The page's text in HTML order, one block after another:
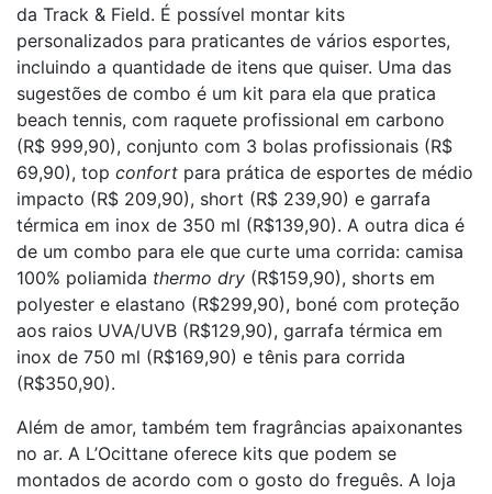
da Track & Field. É possível montar kits
personalizados para praticantes de vários esportes,
incluindo a quantidade de itens que quiser. Uma das
sugestões de combo é um kit para ela que pratica
beach tennis, com raquete profissional em carbono
(R$ 999,90), conjunto com 3 bolas profissionais (R$
69,90), top confort para prática de esportes de médio
impacto (R$ 209,90), short (R$ 239,90) e garrafa
térmica em inox de 350 ml (R$139,90). A outra dica é
de um combo para ele que curte uma corrida: camisa
100% poliamida thermo dry (R$159,90), shorts em
polyester e elastano (R$299,90), boné com proteção
aos raios UVA/UVB (R$129,90), garrafa térmica em
inox de 750 ml (R$169,90) e tênis para corrida
(R$350,90).
Além de amor, também tem fragrâncias apaixonantes
no ar. A L’Ocittane oferece kits que podem se
montados de acordo com o gosto do freguês. A loja